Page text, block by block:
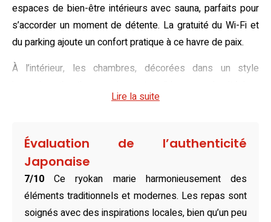
espaces de bien-être intérieurs avec sauna, parfaits pour
s’accorder un moment de détente. La gratuité du Wi-Fi et
du parking ajoute un confort pratique à ce havre de paix.
À l’intérieur, les chambres, décorées dans un style
sols en tatami, les futons traditionnels ou les lits
de bains privative et la télévision à écran plat, offrent une
atmosphère chaleureuse et intime. La vue sur la mer
depuis certaines chambres ajoute une touche
supplémentaire de magie à l’expérience.
Pour compléter ce séjour unique, le restaurant du ryokan
Lire la suite
Évaluation de l’authenticité
Japonaise
7/10
Ce ryokan marie harmonieusement des
éléments traditionnels et modernes. Les repas sont
soignés avec des inspirations locales, bien qu’un peu